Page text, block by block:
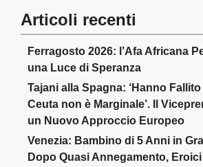
Articoli recenti
Ferragosto 2026: l’Afa Africana
una Luce di Speranza
Tajani alla Spagna: ‘Hanno
Ceuta non è Marginale’. Il
un Nuovo Approccio Europeo
Venezia: Bambino di 5 Anni in
Dopo Quasi Annegamento,